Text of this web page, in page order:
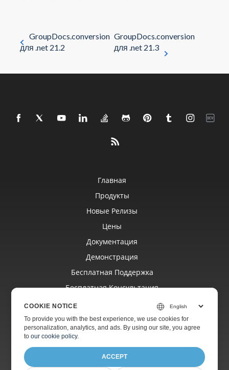
GroupDocs.conversion
для .net 21.2
GroupDocs.conversion
для .net 21.3
Главная
Продукты
Новые Релизы
Цены
Документация
Демонстрация
Бесплатная Поддержка
Бесплатная Консультация
Платная Поддержка
Платный Консалтинг
COOKIE NOTICE
To provide you with the best experience, we use cookies for
personalization, analytics, and ads. By using our site, you agree
toour cookie policy.
ACCEPT